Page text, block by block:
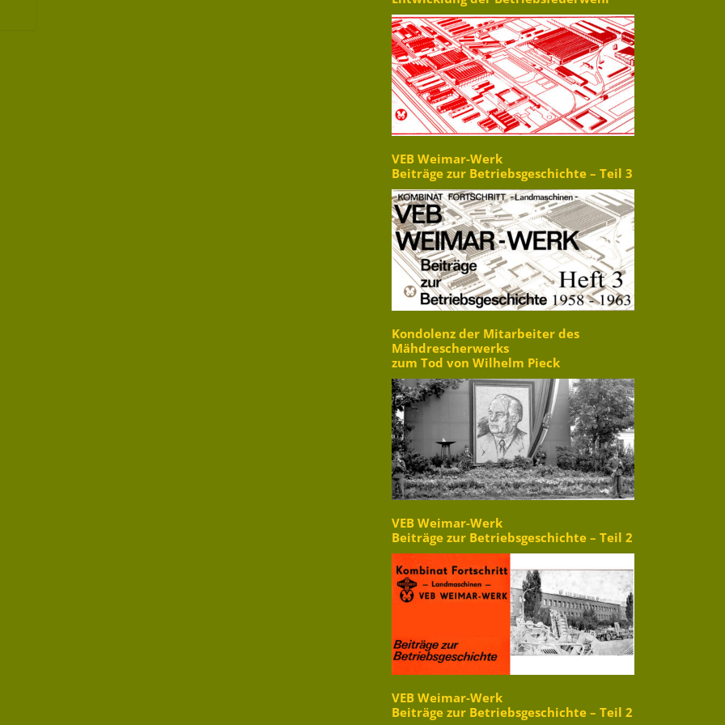
VEB Weimar-Werk
Beiträge zur Betriebsgeschichte – Teil 3
Kondolenz der Mitarbeiter des
Mähdrescherwerks
zum Tod von Wilhelm Pieck
VEB Weimar-Werk
Beiträge zur Betriebsgeschichte – Teil 2
VEB Weimar-Werk
Beiträge zur Betriebsgeschichte – Teil 2